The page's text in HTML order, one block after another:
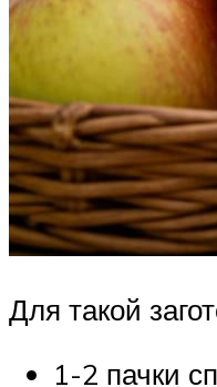
Для такой
1-2 пачки